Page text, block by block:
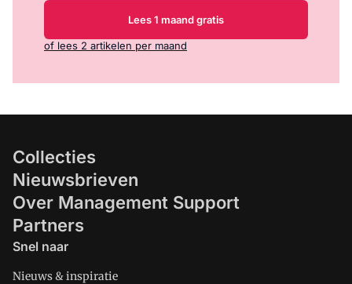
Lees 1 maand gratis
of lees 2 artikelen per maand
Collecties
Nieuwsbrieven
Over Management Support
Partners
Snel naar
Nieuws & inspiratie